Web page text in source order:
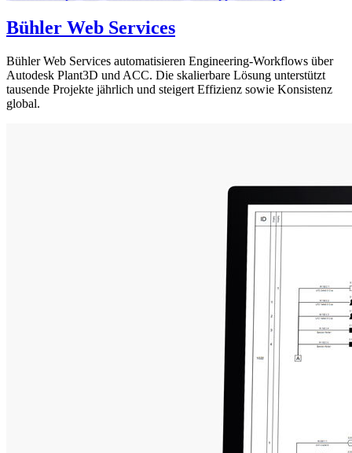
Bühler Web Services
Bühler Web Services automatisieren Engineering-Workflows über
Autodesk Plant3D und ACC. Die skalierbare Lösung unterstützt
tausende Projekte jährlich und steigert Effizienz sowie Konsistenz
global.